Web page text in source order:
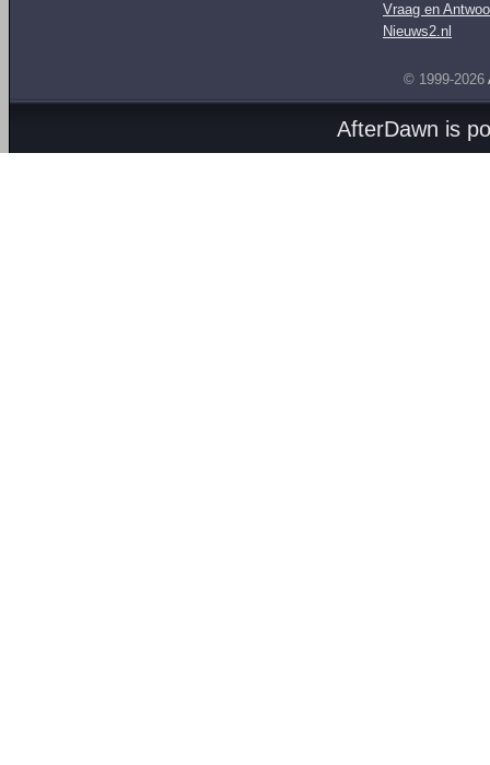
Vraag en
Nieuws2.nl
© 1999-2026
AfterDawn is